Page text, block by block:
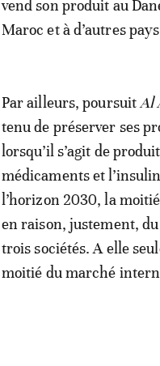
vend son produit au
Maroc et à d’autres
Par ailleurs, poursuitAl
tenu de préserver ses
lorsqu’il s’agit de
médicaments et
l’horizon 2030, la
en raison, justement,
trois sociétés. A elle
moitié du marché